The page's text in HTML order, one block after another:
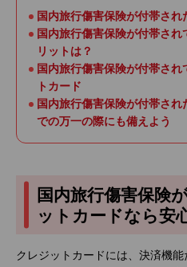
国内旅行傷害保険が付帯さ
国内旅行傷害保険が付帯さ
リットは？
国内旅行傷害保険が付帯さ
トカード
国内旅行傷害保険が付帯さ
での万一の際にも備えよう
国内旅行傷害保険
ットカードなら安
クレジットカードには、決済機